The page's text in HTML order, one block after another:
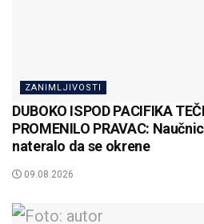
ZANIMLJIVOSTI
DUBOKO ISPOD PACIFIKA
PROMENILO PRAVAC:
nateralo da se okrene
09.08.2026